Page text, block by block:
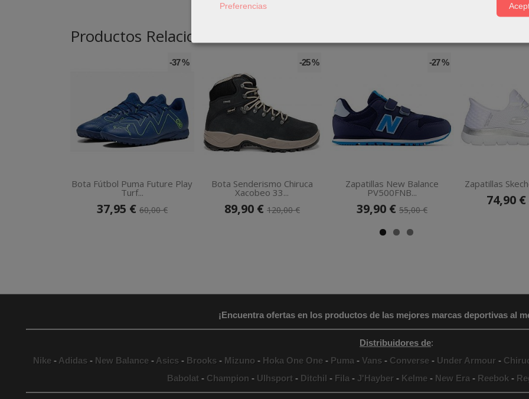
Productos Relacionados
-37 %
Bota Fútbol Puma Future Play
Turf...
37,95 € 60,00 €
-25 %
Bota Senderismo Chiruca
Xacobeo 33...
89,90 € 120,00 €
-27 %
Zapatillas New Balance
PV500FNB...
39,90 € 55,00 €
Zapatillas
74,90 €
¡Encuentra ofertas en los productos de las mejores marcas deportivas al
Distribuidores de:
Nike- Adidas- New Balance- Asics- Brooks- Mizuno- Hoka One One- Puma - Vans- Converse- Under Armour-
Babolat - Champion - Ulhsport - Ditchil - Fila - J'Hayber - Kelme - New Era - Reebok -
Preferencias